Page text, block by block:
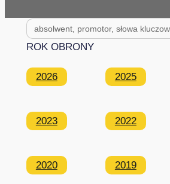
Search
for:
ROK OBRONY
2026 2025
2023 2022
2020 2019